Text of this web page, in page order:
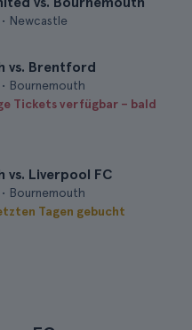
Newcastle
vs. Brentford
Bournemouth
Tickets verfügbar – bald
vs. Liverpool FC
Bournemouth
Tagen gebucht